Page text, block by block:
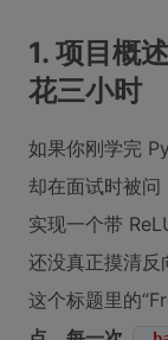
1. 项目概
花三小时
如果你刚学完
却在面试时被问
实现一个带
还没真正摸清
这个标题里的